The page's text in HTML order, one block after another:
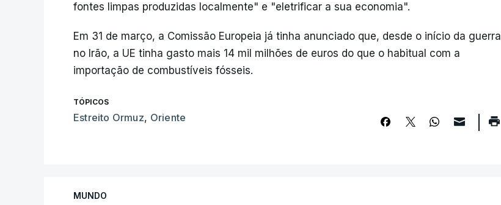
fontes limpas produzidas localmente" e "eletrificar a sua economia".
Em 31 de março, a Comissão Europeia já tinha anunciado que, desde o início da guerra
no Irão, a UE tinha gasto mais 14 mil milhões de euros do que o habitual com a
importação de combustíveis fósseis.
TÓPICOS
Estreito Ormuz, Oriente
MUNDO